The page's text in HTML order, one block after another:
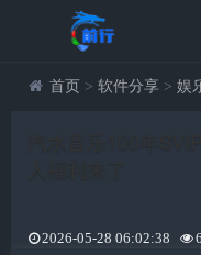
首页 > 软件分享 > 娱
2026-05-28 06:02:38